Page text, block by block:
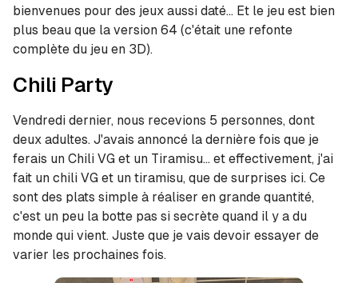
bienvenues pour des jeux aussi daté... Et le jeu est bien
plus beau que la version 64 (c'était une refonte
complète du jeu en 3D).
Chili Party
Vendredi dernier, nous recevions 5 personnes, dont
deux adultes. J'avais annoncé la dernière fois que je
ferais un Chili VG et un Tiramisu... et effectivement, j'ai
fait un chili VG et un tiramisu, que de surprises ici. Ce
sont des plats simple à réaliser en grande quantité,
c'est un peu la botte pas si secrète quand il y a du
monde qui vient. Juste que je vais devoir essayer de
varier les prochaines fois.